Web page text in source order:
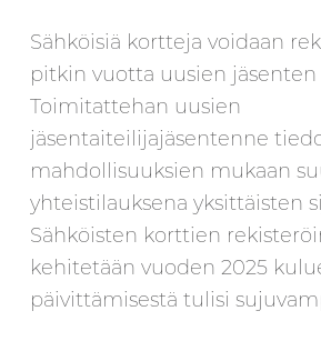
Sähköisiä kortteja voidaan
pitkin vuotta uusien jäsenten
Toimitattehan uusien
jäsentaiteilijajäsentenne
mahdollisuuksien mukaan
yhteistilauksena yksittäisten
Sähköisten korttien
kehitetään vuoden 2025
päivittämisestä tulisi